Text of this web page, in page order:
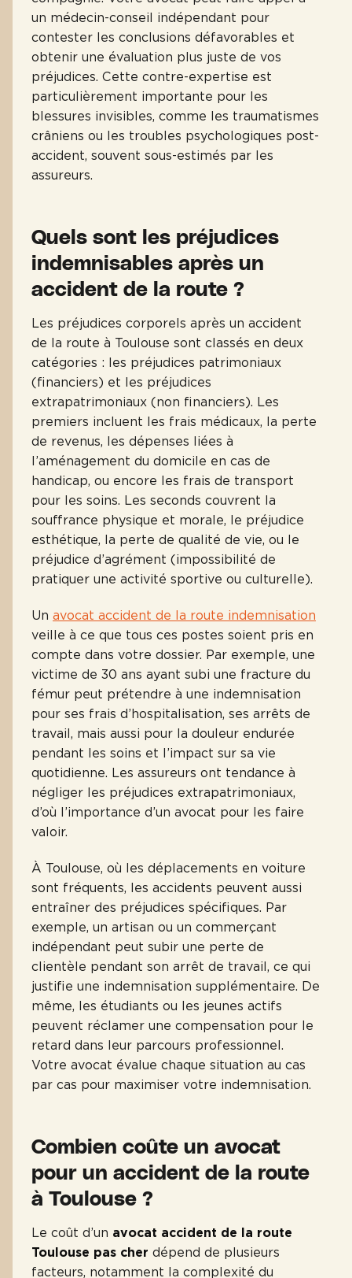
un médecin-conseil indépendant pour
contester les conclusions défavorables et
obtenir une évaluation plus juste de vos
préjudices. Cette contre-expertise est
particulièrement importante pour les
blessures invisibles, comme les traumatismes
crâniens ou les troubles psychologiques post-
accident, souvent sous-estimés par les
assureurs.
Quels sont les préjudices
indemnisables après un
accident de la route ?
Les préjudices corporels après un accident
de la route à Toulouse sont classés en deux
catégories : les préjudices patrimoniaux
(financiers) et les préjudices
extrapatrimoniaux (non financiers). Les
premiers incluent les frais médicaux, la perte
de revenus, les dépenses liées à
l’aménagement du domicile en cas de
handicap, ou encore les frais de transport
pour les soins. Les seconds couvrent la
souffrance physique et morale, le préjudice
esthétique, la perte de qualité de vie, ou le
préjudice d’agrément (impossibilité de
pratiquer une activité sportive ou culturelle).
Un avocat accident de la route indemnisation
veille à ce que tous ces postes soient pris en
compte dans votre dossier. Par exemple, une
victime de 30 ans ayant subi une fracture du
fémur peut prétendre à une indemnisation
pour ses frais d’hospitalisation, ses arrêts de
travail, mais aussi pour la douleur endurée
pendant les soins et l’impact sur sa vie
quotidienne. Les assureurs ont tendance à
négliger les préjudices extrapatrimoniaux,
d’où l’importance d’un avocat pour les faire
valoir.
À Toulouse, où les déplacements en voiture
sont fréquents, les accidents peuvent aussi
entraîner des préjudices spécifiques. Par
exemple, un artisan ou un commerçant
indépendant peut subir une perte de
clientèle pendant son arrêt de travail, ce qui
justifie une indemnisation supplémentaire. De
même, les étudiants ou les jeunes actifs
peuvent réclamer une compensation pour le
retard dans leur parcours professionnel.
Votre avocat évalue chaque situation au cas
par cas pour maximiser votre indemnisation.
Combien coûte un avocat
pour un accident de la route
à Toulouse ?
Le coût d’un avocat accident de la route
Toulouse pas cher dépend de plusieurs
facteurs, notamment la complexité du